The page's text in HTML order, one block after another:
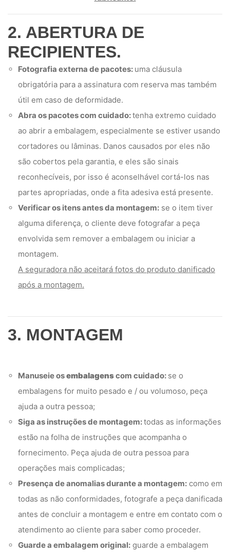
2. ABERTURA DE
RECIPIENTES.
Fotografia externa de pacotes: uma cláusula
obrigatória para a assinatura com reserva mas também
útil em caso de deformidade.
Abra os pacotes com cuidado:tenha extremo cuidado
ao abrir a embalagem, especialmente se estiver usando
cortadores ou lâminas. Danos causados ​​por eles não
são cobertos pela garantia, e eles são sinais
reconhecíveis, por isso é aconselhável cortá-los nas
partes apropriadas, onde a fita adesiva está presente.
Verificar os itens antes da montagem: se o item tiver
alguma diferença, o cliente deve fotografar a peça
envolvida sem remover a embalagem ou iniciar a
montagem.
A seguradora não aceitará fotos do produto danificado
após a montagem.
3. MONTAGEM
Manuseie osembalagenscom cuidado: se o
embalagens for muito pesado e / ou volumoso, peça
ajuda a outra pessoa;
Siga as instruções de montagem:todas as informações
estão na folha de instruções que acompanha o
fornecimento. Peça ajuda de outra pessoa para
operações mais complicadas;
Presença de anomalias durante a montagem: como em
todas as não conformidades, fotografe a peça danificada
antes de concluir a montagem e entre em contato com o
atendimento ao cliente para saber como proceder.
Guarde a embalagem original: guarde a embalagem